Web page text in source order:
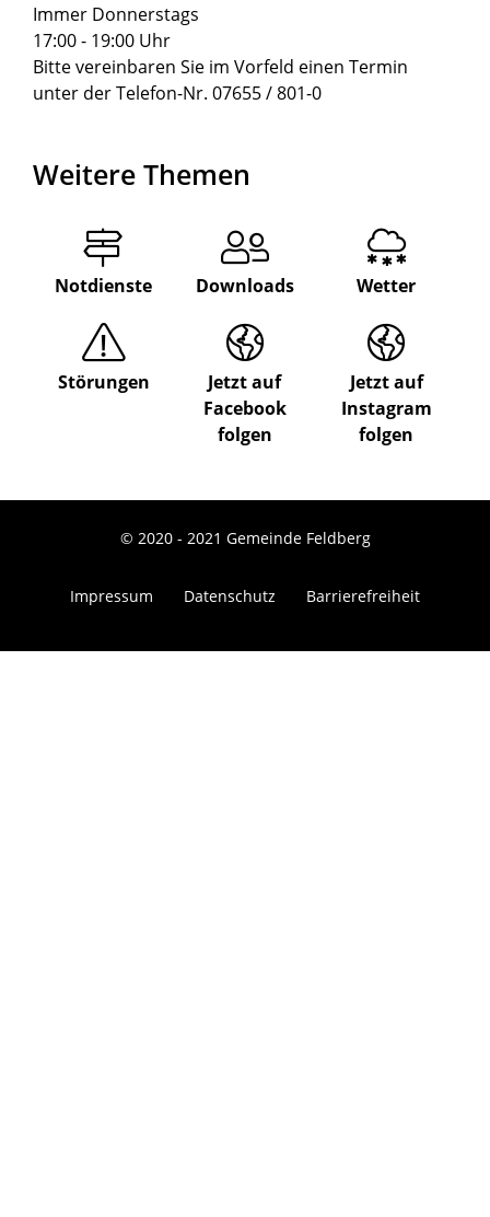
Immer Donnerstags
17:00 - 19:00 Uhr
Bitte vereinbaren Sie im Vorfeld einen Termin
unter der Telefon-Nr. 07655 / 801-0
Weitere Themen
Notdienste Downloads Wetter
Störungen
Jetzt auf
Facebook
folgen
Jetzt auf
Instagram
folgen
© 2020 - 2021 Gemeinde Feldberg
Impressum Datenschutz Barrierefreiheit